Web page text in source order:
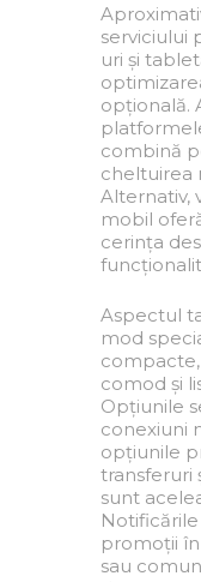
serviciului
uri și
opțională.
combină
cheltuirea
Alternativ,
mobil
cerința
Aspectul
mod
comod și
Opțiunile
conexiuni
opțiunile
transferuri
sunt
promoții
sau